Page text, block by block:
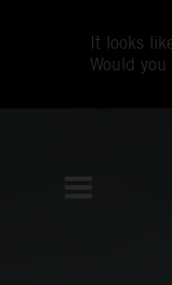
It looks
Would